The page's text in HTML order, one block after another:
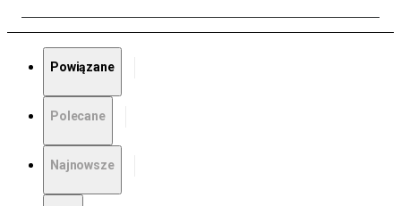
Powiązane
Polecane
Najnowsze